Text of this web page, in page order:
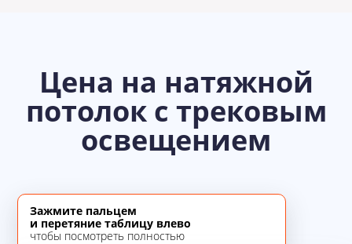
Цена на натяжной
потолок с трековым
освещением
Зажмите пальцем
и перетяние таблицу влево
чтобы посмотреть полностью